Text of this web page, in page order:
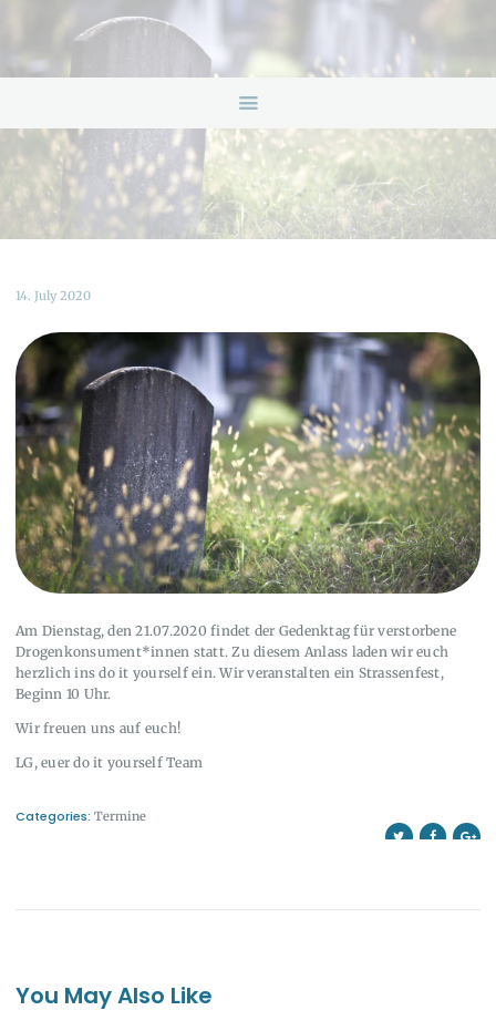
HOME
ANGEBOTE
INFOS & LINKS
NEWS
KONTAKTDATEN
14. July 2020
Am Dienstag, den 21.07.2020 findet der Gedenktag für verstorbene
Drogenkonsument*innen statt. Zu diesem Anlass laden wir euch
herzlich ins do it yourself ein. Wir veranstalten ein Strassenfest,
Beginn 10 Uhr.
Wir freuen uns auf euch!
LG, euer do it yourself Team
Categories: Termine
You May Also Like